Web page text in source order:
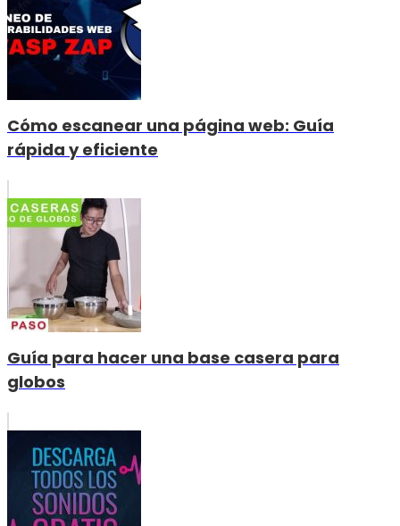
Cómo escanear una página web: Guía
rápida y eficiente
Guía para hacer una base casera para
globos